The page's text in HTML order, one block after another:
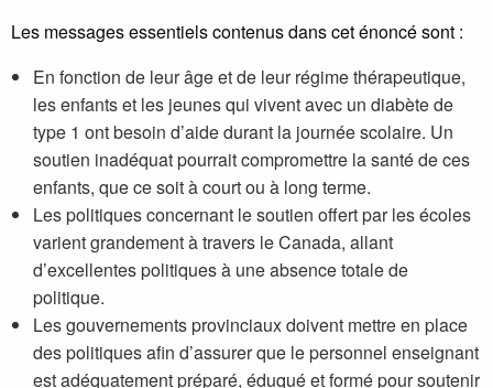
Les messages essentiels contenus dans cet énoncé sont :
En fonction de leur âge et de leur régime thérapeutique,
les enfants et les jeunes qui vivent avec un diabète de
type 1 ont besoin d’aide durant la journée scolaire. Un
soutien inadéquat pourrait compromettre la santé de ces
enfants, que ce soit à court ou à long terme.
Les politiques concernant le soutien offert par les écoles
varient grandement à travers le Canada, allant
d’excellentes politiques à une absence totale de
politique.
Les gouvernements provinciaux doivent mettre en place
des politiques afin d’assurer que le personnel enseignant
est adéquatement préparé, éduqué et formé pour soutenir